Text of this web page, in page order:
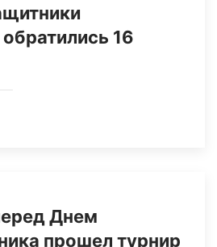
16
Днем
прошел турнир